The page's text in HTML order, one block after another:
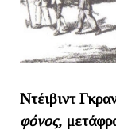
Ντέιβιντ
φόνος,